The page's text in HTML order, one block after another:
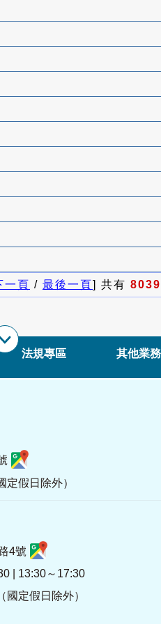
一頁 / 最後一頁] 共有 8039
法規專區 其他業務
假日除外）
4號
| 13:30～17:30
國定假日除外）